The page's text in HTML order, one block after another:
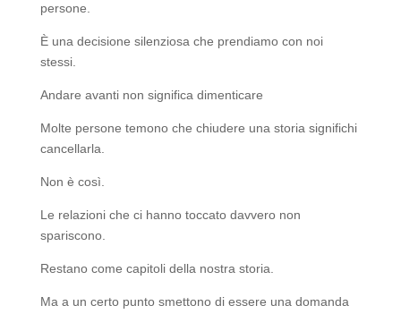
persone.
È una decisione silenziosa che prendiamo con noi
stessi.
Andare avanti non significa dimenticare
Molte persone temono che chiudere una storia significhi
cancellarla.
Non è così.
Le relazioni che ci hanno toccato davvero non
spariscono.
Restano come capitoli della nostra storia.
Ma a un certo punto smettono di essere una domanda